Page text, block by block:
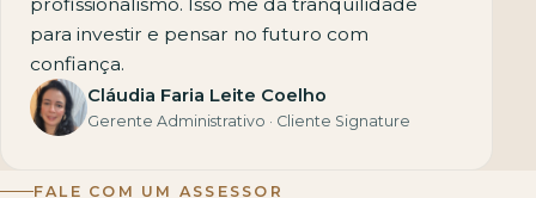
para investir e pensar no futuro com
confiança.
Cláudia Faria Leite Coelho
Gerente Administrativo · Cliente Signature
FALE COM UM ASSESSOR